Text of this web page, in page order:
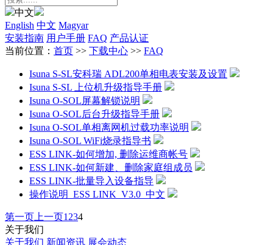
中文
English 中文 Magyar
安装指南 用户手册 FAQ 产品认证
当前位置： 首页 >> 下载中心 >> FAQ
Isuna S-SL安科瑞 ADL200单相电表安装及设置
Isuna S-SL 上位机升级指导手册
Isuna O-SOL屏幕解锁说明
Isuna O-SOL后台升级指导手册
Isuna O-SOL单相离网机过载功率说明
Isuna O-SOL WiFi烧录指导书
ESS LINK-如何增加, 删除运维商帐号
ESS LINK-如何新建、删除家庭组成员
ESS LINK-批量导入设备指导
操作说明_ESS LINK_V3.0_中文
第一页 上一页1 234
关于我们
关于我们 新闻资讯 展会动态